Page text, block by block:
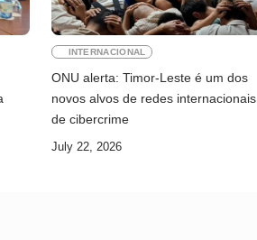
INTERNACIONAL
ONU alerta: Timor-Leste é um dos
novos alvos de redes internacionais
de cibercrime
July 22, 2026